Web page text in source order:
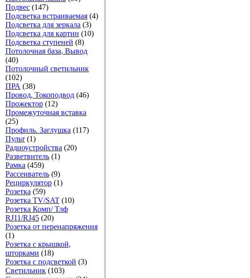
Подвес (147)
Подсветка встраиваемая (4)
Подсветка для зеркала (3)
Подсветка для картин (10)
Подсветка ступеней (8)
Потолочная база, Вывод
(40)
Потолочный светильник
(102)
ПРА (38)
Провод, Токоподвод (46)
Прожектор (12)
Промежуточная вставка
(25)
Профиль. Заглушка (117)
Пульт (1)
Радиоустройства (20)
Разветвитель (1)
Рамка (459)
Рассеиватель (9)
Рециркулятор (1)
Розетка (59)
Розетка TV/SAT (10)
Розетка Комп/ Тлф
RJ11/RJ45 (20)
Розетка от перенапряжения
(1)
Розетка с крышкой,
шторками (18)
Розетка с подсветкой (3)
Светильник (103)